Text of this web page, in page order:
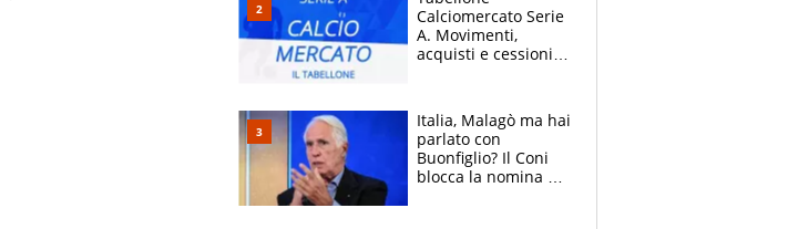
Calciomercato Serie
A. Movimenti,
acquisti e cessioni:
Italia, Malagò ma hai
parlato con
Buonfiglio? Il Coni
blocca la nomina di